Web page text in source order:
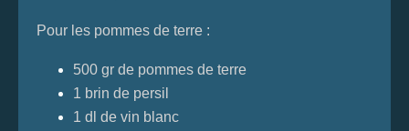
Pour les pommes de terre :
500 gr de pommes de terre
1 brin de persil
1 dl de vin blanc